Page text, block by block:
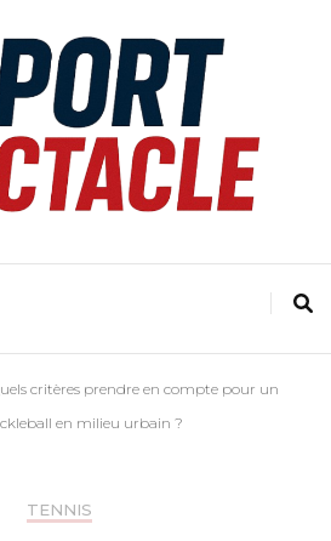
critères prendre en compte pour un
en milieu urbain ?
TENNIS